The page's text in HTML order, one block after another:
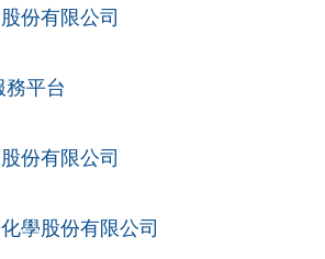
份有限公司
平台
份有限公司
學股份有限公司